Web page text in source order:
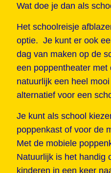
Wat doe je dan als
Het schoolreisje
optie. Je kunt er ook
dag van maken op de
een poppentheater met
natuurlijk een heel
alternatief voor een
Je kunt als school
poppenkast of voor de
Met de mobiele
Natuurlijk is het handig
kinderen in een keer